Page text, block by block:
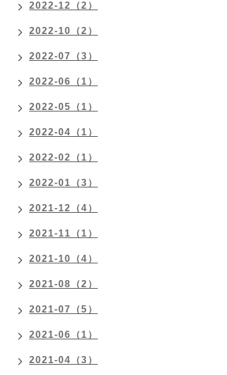
2022-12（2）
2022-10（2）
2022-07（3）
2022-06（1）
2022-05（1）
2022-04（1）
2022-02（1）
2022-01（3）
2021-12（4）
2021-11（1）
2021-10（4）
2021-08（2）
2021-07（5）
2021-06（1）
2021-04（3）